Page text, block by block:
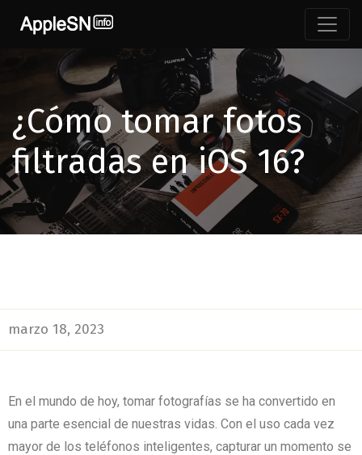
¿Cómo tomar fotos
filtradas en iOS 16?
marzo 18, 2023
En el mundo de hoy, tomar fotografías se ha convertido en
una parte esencial de nuestras vidas. Con el uso cada vez
mayor de los teléfonos inteligentes, capturar un momento se